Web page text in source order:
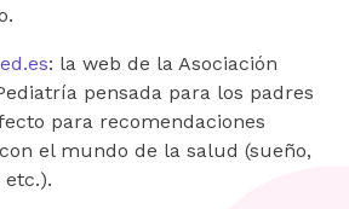
: la web de la Asociación
pensada para los padres
para recomendaciones
el mundo de la salud (sueño,